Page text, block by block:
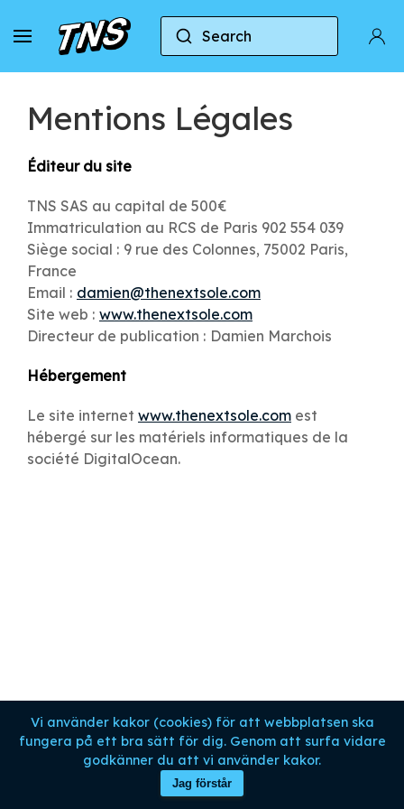
Vi använder kakor (cookies) för att webbplatsen ska
fungera på ett bra sätt för dig. Genom att surfa vidare
godkänner du att vi använder kakor.
Jag förstår
Search
Mentions Légales
Éditeur du site
TNS SAS au capital de 500€
Immatriculation au RCS de Paris 902 554 039
Siège social : 9 rue des Colonnes, 75002 Paris,
France
Email : damien@thenextsole.com
Site web : www.thenextsole.com
Directeur de publication : Damien Marchois
Hébergement
Le site internet www.thenextsole.com est
hébergé sur les matériels informatiques de la
société DigitalOcean.